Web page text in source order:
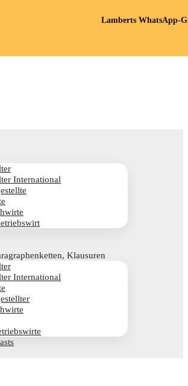
International
Klausuren
International
Lamberts WhatsApp-